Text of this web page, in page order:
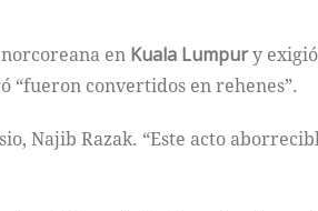
en Kuala Lumpury
“fueron convertidos en rehenes”.
Najib Razak. “Este acto